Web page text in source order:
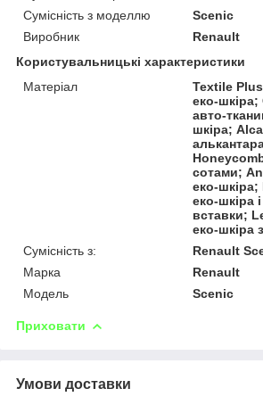
Сумісність з моделлю
Scenic
Виробник
Renault
Користувальницькі характеристики
Матеріал
Textile Plus
еко-шкіра;
авто-
шкіра;
сотами;
еко-
еко-шкіра
вставки;
еко-шкіра
Сумісність з:
Renault
Марка
Renault
Модель
Scenic
Приховати
Умови доставки